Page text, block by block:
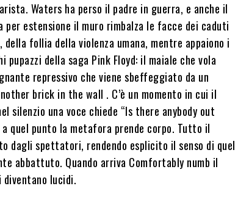
Waters ha perso il padre in guerra, e anche il
per estensione il muro rimbalza le facce dei caduti
follia della violenza umana, mentre appaiono i
della saga Pink Floyd: il maiale che vola
repressivo che viene sbeffeggiato da un
brick in the wall . C’è un momento in cui il
silenzio una voce chiede “Is there anybody out
quel punto la metafora prende corpo. Tutto il
dagli spettatori, rendendo esplicito il senso di quel
abbattuto. Quando arriva Comfortably numb il
lucidi.